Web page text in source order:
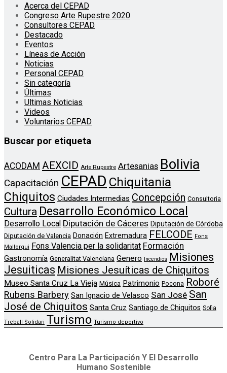
Acerca del CEPAD
Congreso Arte Rupestre 2020
Consultores CEPAD
Destacado
Eventos
Líneas de Acción
Noticias
Personal CEPAD
Sin categoría
Últimas
Ultimas Noticias
Videos
Voluntarios CEPAD
Buscar por etiqueta
ACODAM AEXCID Arte Rupestre Artesanias Bolivia
Capacitación CEPAD Chiquitania
Chiquitos Ciudades Intermedias Concepción Consultoria
Cultura Desarrollo Económico Local
Desarrollo Local Diputación de Cáceres Diputación de Córdoba
Diputación de Valencia Donación Extremadura FELCODE Fons
Mallorqui
Fons Valencia per la solidaritat Formación
Gastronomía Generalitat Valenciana Genero Incendios Misiones
Jesuiticas Misiones Jesuíticas de Chiquitos
Museo Santa Cruz La Vieja Música Patrimonio Pocona Roboré
Rubens Barbery San Ignacio de Velasco San José San
José de Chiquitos Santa Cruz Santiago de Chiquitos Sofia
Treball Solidari Turismo Turismo deportivo
Centro Para La Participación Y El Desarrollo
Humano Sostenible